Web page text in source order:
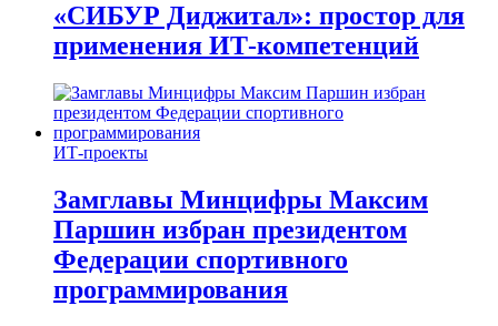
«СИБУР Диджитал»: простор для
применения ИТ-компетенций
ИТ-проекты
Замглавы Минцифры Максим
Паршин избран президентом
Федерации спортивного
программирования